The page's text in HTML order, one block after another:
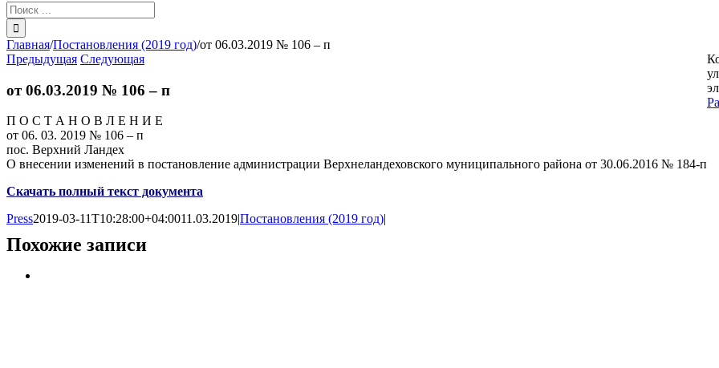
Результат
поиска:
Главная/Постановления (2019 год)/от 06.03.2019 № 106 – п
Предыдущая Следующая
от 06.03.2019 № 106 – п
П О С Т А Н О В Л Е Н И Е
от 06. 03. 2019 № 106 – п
пос. Верхний Ландех
О внесении изменений в постановление администрации Верхнеландеховского муниципального района от 30.06.2016 № 184-п
Скачать полный текст документа
Press2019-03-11T10:28:00+04:0011.03.2019|Постановления (2019 год)|
Похожие записи